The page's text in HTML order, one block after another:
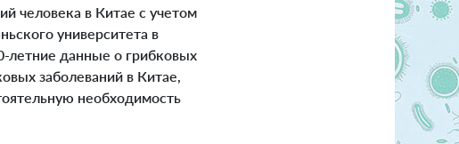
человека в Китае с учетом
университета в
летние данные о грибковых
заболеваний в Китае,
необходимость